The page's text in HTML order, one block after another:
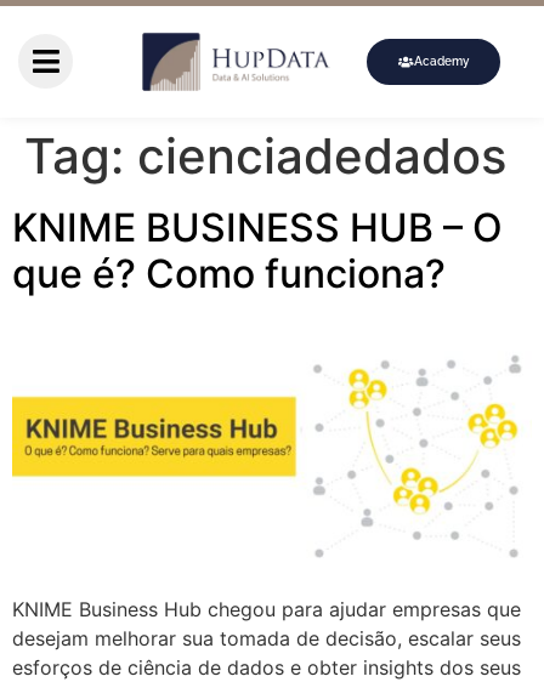
Academy
Tag: cienciadedados
KNIME BUSINESS HUB – O
que é? Como funciona?
KNIME Business Hub chegou para ajudar empresas que
desejam melhorar sua tomada de decisão, escalar seus
esforços de ciência de dados e obter insights dos seus